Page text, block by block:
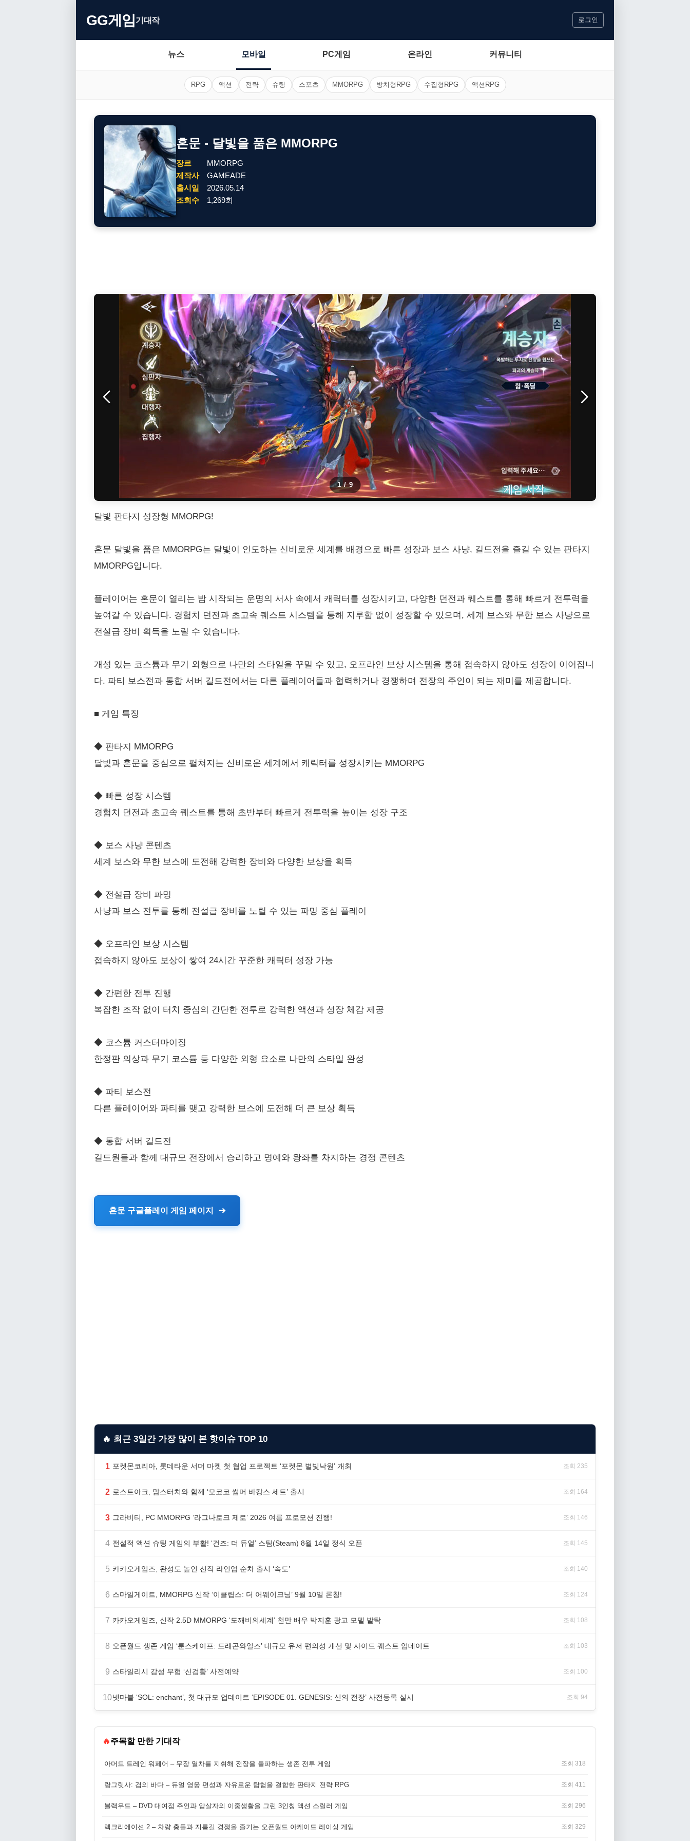
GG게임기대작 로그인
뉴스 모바일 PC게임 온라인 커뮤니티
RPG 액션 전략 슈팅 스포츠 MMORPG 방치형RPG 수집형RPG 액션RPG
혼문 - 달빛을 품은 MMORPG
장르
MMORPG
제작사
GAMEADE
출시일
2026.05.14
조회수
1,269회
1/9
달빛 판타지 성장형 MMORPG!
혼문 달빛을 품은 MMORPG는 달빛이 인도하는 신비로운 세계를 배경으로 빠른 성장과 보스 사냥, 길드전을 즐길 수 있는 판타지
MMORPG입니다.
플레이어는 혼문이 열리는 밤 시작되는 운명의 서사 속에서 캐릭터를 성장시키고, 다양한 던전과 퀘스트를 통해 빠르게 전투력을
높여갈 수 있습니다. 경험치 던전과 초고속 퀘스트 시스템을 통해 지루함 없이 성장할 수 있으며, 세계 보스와 무한 보스 사냥으로
전설급 장비 획득을 노릴 수 있습니다.
개성 있는 코스튬과 무기 외형으로 나만의 스타일을 꾸밀 수 있고, 오프라인 보상 시스템을 통해 접속하지 않아도 성장이 이어집니
다. 파티 보스전과 통합 서버 길드전에서는 다른 플레이어들과 협력하거나 경쟁하며 전장의 주인이 되는 재미를 제공합니다.
■ 게임 특징
◆ 판타지 MMORPG
달빛과 혼문을 중심으로 펼쳐지는 신비로운 세계에서 캐릭터를 성장시키는 MMORPG
◆ 빠른 성장 시스템
경험치 던전과 초고속 퀘스트를 통해 초반부터 빠르게 전투력을 높이는 성장 구조
◆ 보스 사냥 콘텐츠
세계 보스와 무한 보스에 도전해 강력한 장비와 다양한 보상을 획득
◆ 전설급 장비 파밍
사냥과 보스 전투를 통해 전설급 장비를 노릴 수 있는 파밍 중심 플레이
◆ 오프라인 보상 시스템
접속하지 않아도 보상이 쌓여 24시간 꾸준한 캐릭터 성장 가능
◆ 간편한 전투 진행
복잡한 조작 없이 터치 중심의 간단한 전투로 강력한 액션과 성장 체감 제공
◆ 코스튬 커스터마이징
한정판 의상과 무기 코스튬 등 다양한 외형 요소로 나만의 스타일 완성
◆ 파티 보스전
다른 플레이어와 파티를 맺고 강력한 보스에 도전해 더 큰 보상 획득
◆ 통합 서버 길드전
길드원들과 함께 대규모 전장에서 승리하고 명예와 왕좌를 차지하는 경쟁 콘텐츠
혼문 구글플레이 게임 페이지
🔥 최근 3일간 가장 많이 본 핫이슈 TOP 10
1 포켓몬코리아, 롯데타운 서머 마켓 첫 협업 프로젝트 ‘포켓몬 별빛낙원’ 개최 조회 235
2 로스트아크, 맘스터치와 함께 ‘모코코 썸머 바캉스 세트’ 출시 조회 164
3 그라비티, PC MMORPG ‘라그나로크 제로’ 2026 여름 프로모션 진행! 조회 146
4 전설적 액션 슈팅 게임의 부활! ‘건즈: 더 듀얼’ 스팀(Steam) 8월 14일 정식 오픈 조회 145
5 카카오게임즈, 완성도 높인 신작 라인업 순차 출시 ‘속도’ 조회 140
6 스마일게이트, MMORPG 신작 ‘이클립스: 더 어웨이크닝’ 9월 10일 론칭! 조회 124
7 카카오게임즈, 신작 2.5D MMORPG ‘도깨비의세계’ 천만 배우 박지훈 광고 모델 발탁 조회 108
8 오픈월드 생존 게임 ‘룬스케이프: 드래곤와일즈’ 대규모 유저 편의성 개선 및 사이드 퀘스트 업데이트 조회 103
9 스타일리시 감성 무협 ‘신검황’ 사전예약 조회 100
10넷마블 ‘SOL: enchant’, 첫 대규모 업데이트 ‘EPISODE 01. GENESIS: 신의 전장’ 사전등록 실시 조회 94
🔥주목할 만한 기대작
아머드 트레인 워페어 – 무장 열차를 지휘해 전장을 돌파하는 생존 전투 게임 조회 318
랑그릿사: 검의 바다 – 듀얼 영웅 편성과 자유로운 탐험을 결합한 판타지 전략 RPG 조회 411
블랙우드 – DVD 대여점 주인과 암살자의 이중생활을 그린 3인칭 액션 스릴러 게임 조회 296
렉크리에이션 2 – 차량 충돌과 지름길 경쟁을 즐기는 오픈월드 아케이드 레이싱 게임 조회 329